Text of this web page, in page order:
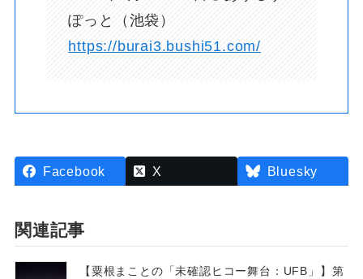
ぽっと（池袋）
https://burai3.bushi51.com/
Facebook X Bluesky
関連記事
【粟根まことの「未確認ヒコー舞台：UFB」】第